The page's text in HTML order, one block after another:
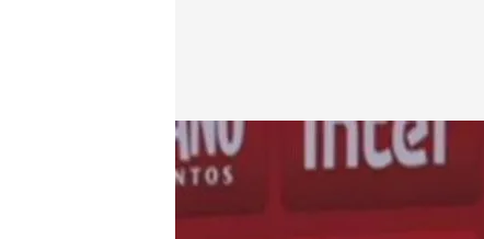
Dani Alves
20 ENE 2023 - 19:02h.